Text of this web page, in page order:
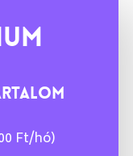
Ft/hó)